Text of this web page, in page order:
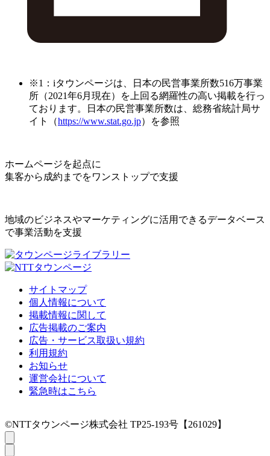
※1：iタウンページは、日本の民営事業所数516万事業
所（2021年6月現在）を上回る網羅性の高い掲載を行っ
ております。日本の民営事業所数は、総務省統計局サ
イト（https://www.stat.go.jp）を参照
ホームページを起点に
集客から成約までをワンストップで支援
地域のビジネスやマーケティングに活用できるデータベース
で事業活動を支援
サイトマップ
個人情報について
掲載情報に関して
広告掲載のご案内
広告・サービス取扱い規約
利用規約
お知らせ
運営会社について
緊急時はこちら
©NTTタウンページ株式会社 TP25-193号【261029】